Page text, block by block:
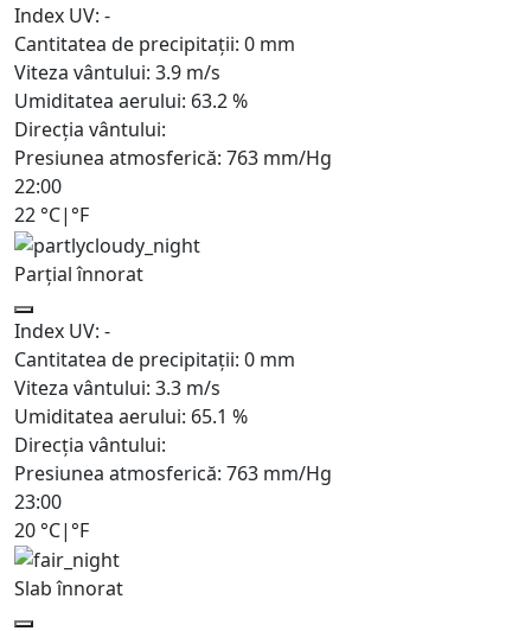
Index UV: -
Cantitatea de precipitații: 0 mm
Viteza vântului: 3.9 m/s
Umiditatea aerului: 63.2%
Direcția vântului:
Presiunea atmosferică: 763 mm/Hg
22:00
22 °C| °F
Parțial înnorat
Index UV: -
Cantitatea de precipitații: 0 mm
Viteza vântului: 3.3 m/s
Umiditatea aerului: 65.1 %
Direcția vântului:
Presiunea atmosferică: 763 mm/Hg
23:00
20 °C| °F
Slab înnorat